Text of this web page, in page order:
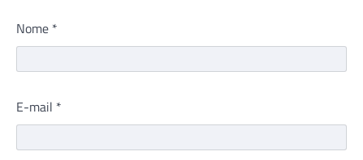
Nome *
E-mail *